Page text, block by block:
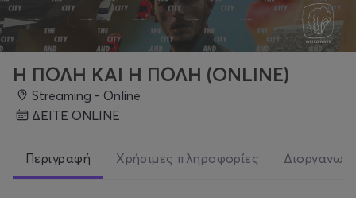
Η ΠΟΛΗ ΚΑΙ Η ΠΟΛΗ (ONLINE)
Streaming - Online
ΔΕΙΤΕ ONLINE
Περιγραφή Χρήσιμες πληροφορίες